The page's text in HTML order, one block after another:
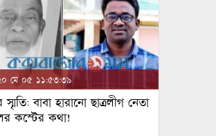
মে ০৫ ১১:৫৩:৩৯
বাবা হারানো ছাত্রলীগ নেতা
কস্টের কথা!